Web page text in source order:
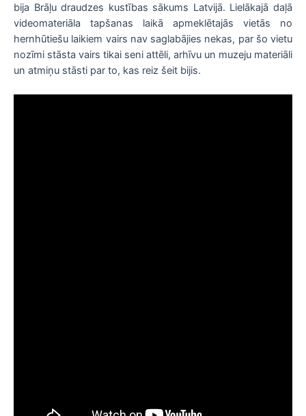
bija Brāļu draudzes kustības sākums Latvijā. Lielākajā daļā
videomateriāla tapšanas laikā apmeklētajās vietās no
hernhūtiešu laikiem vairs nav saglabājies nekas, par šo vietu
nozīmi stāsta vairs tikai seni attēli, arhīvu un muzeju materiāli
un atmiņu stāsti par to, kas reiz šeit bijis.